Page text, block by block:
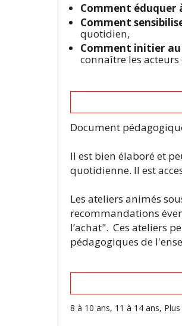
Comment éduquer
Comment
quotidien,
Comment initier au
connaître les
Document
Il est bien élaboré et
quotidienne. Il est
Les ateliers animés
recommandations
l’achat". Ces ateliers
pédagogiques de
8 à 10 ans, 11 à 14 ans,